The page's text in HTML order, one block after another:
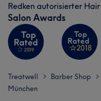
Redken autorisierter
Salon Awards
Treatwell > Barber Shop >
München